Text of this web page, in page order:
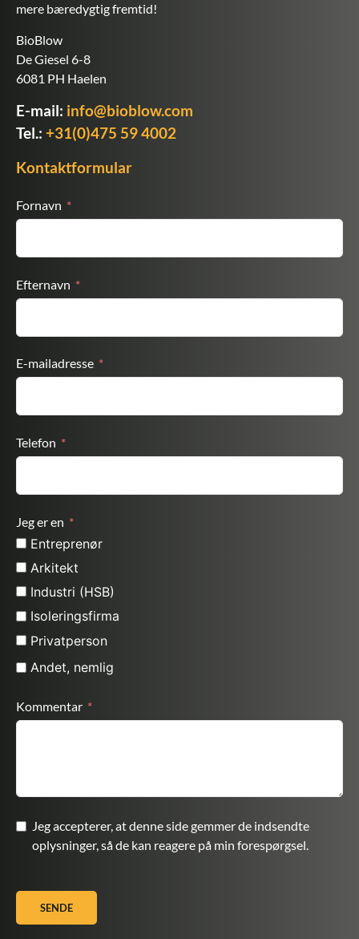
mere bæredygtig fremtid!
BioBlow
De Giesel 6-8
6081 PH Haelen
E-mail: info@bioblow.com
Tel.: +31(0)475 59 4002
Kontaktformular
Fornavn
Efternavn
E-mailadresse
Telefon
Jeg er en
Entreprenør
Arkitekt
Industri (HSB)
Isoleringsfirma
Privatperson
Andet, nemlig
Kommentar
Jeg accepterer, at denne side gemmer de indsendte
oplysninger, så de kan reagere på min forespørgsel.
SENDE